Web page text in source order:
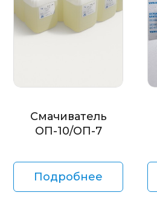
Смачиватель
ОП-10/ОП-7
Подробнее